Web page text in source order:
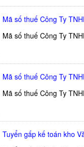
Mã số thuế Công Ty
Mã số thuế Công Ty
Mã số thuế Công Ty
Mã số thuế Công Ty
Tuyển gấp kế toán kho